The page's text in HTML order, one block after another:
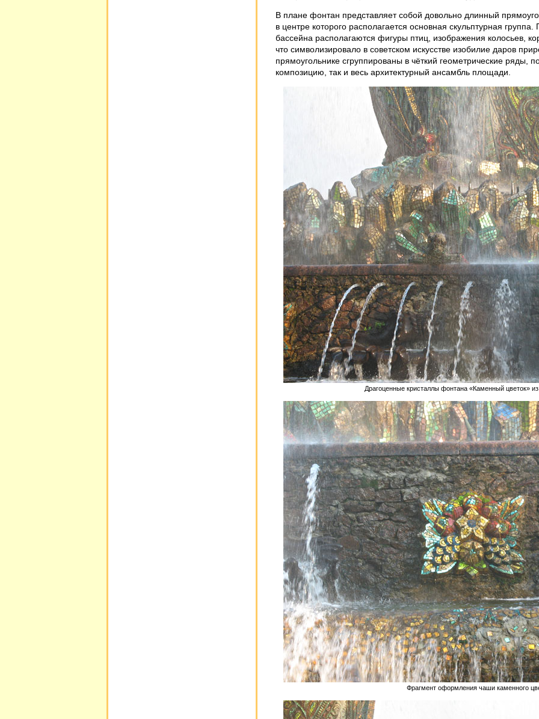
В плане фонтан представляет собой довольно длинный
в центре которого располагается основная скульптурная
бассейна располагаются фигуры птиц, изображения колосьев,
что символизировало в советском искусстве изобилие даров
прямоугольнике сгруппированы в чёткий геометрические ряды,
композицию, так и весь архитектурный ансамбль площади.
Драгоценные кристаллы фонтана «Каменный цветок»
Фрагмент оформления чаши каменного